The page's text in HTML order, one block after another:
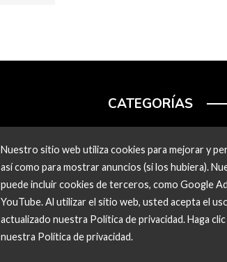
Nuestro sitio web utiliza cookies para mejorar y
así como para mostrar anuncios (si los hubiera).
puede incluir cookies de terceros, como Google
YouTube. Al utilizar el sitio web, usted acepta el
actualizado nuestra Política de privacidad. Haga
nuestra Política de privacidad.
CATEGORÍAS
Cultura y ocio
Inversiones y negocios
Responsabilidad social